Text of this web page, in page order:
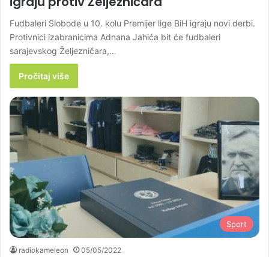
Fudbaleri Slobode u 10. kolu Premijer lige BiH igraju novi derbi.
Protivnici izabranicima Adnana Jahića bit će fudbaleri
sarajevskog Željezničara,…
Pročitaj više
Sport
radiokameleon 05/05/2022